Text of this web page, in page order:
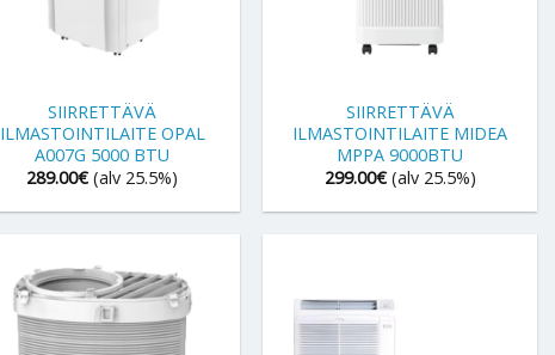
SIIRRETTÄVÄ
ILMASTOINTILAITE OPAL
A007G 5000 BTU
289.00€ (alv 25.5%)
SIIRRETTÄVÄ
ILMASTOINTILAITE MIDEA
MPPA 9000BTU
299.00€ (alv 25.5%)